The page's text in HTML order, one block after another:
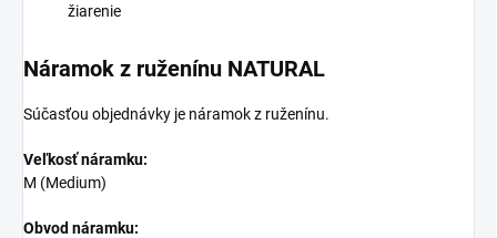
žiarenie
Náramok z ruženínu NATURAL
Súčasťou objednávky je náramok z ruženínu.
Veľkosť náramku:
M (Medium)
Obvod náramku: